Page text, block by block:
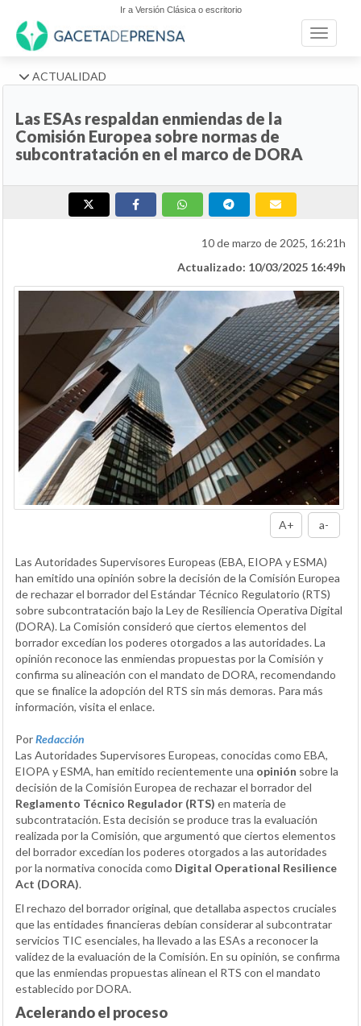
Ir a Versión Clásica o escritorio
Toggle
ACTUALIDAD
Las ESAs respaldan enmiendas de la
Comisión Europea sobre normas de
subcontratación en el marco de DORA
10 de marzo de 2025, 16:21h
Actualizado: 10/03/2025 16:49h
A+ a-
Las Autoridades Supervisores Europeas (EBA, EIOPA y ESMA)
han emitido una opinión sobre la decisión de la Comisión Europea
de rechazar el borrador del Estándar Técnico Regulatorio (RTS)
sobre subcontratación bajo la Ley de Resiliencia Operativa Digital
(DORA). La Comisión consideró que ciertos elementos del
borrador excedían los poderes otorgados a las autoridades. La
opinión reconoce las enmiendas propuestas por la Comisión y
confirma su alineación con el mandato de DORA, recomendando
que se finalice la adopción del RTS sin más demoras. Para más
información, visita el enlace.
PorRedacción
Las Autoridades Supervisores Europeas, conocidas como EBA,
EIOPA y ESMA, han emitido recientemente una opinión sobre la
decisión de la Comisión Europea de rechazar el borrador del
Reglamento Técnico Regulador (RTS) en materia de
subcontratación. Esta decisión se produce tras la evaluación
realizada por la Comisión, que argumentó que ciertos elementos
del borrador excedían los poderes otorgados a las autoridades
por la normativa conocida como Digital Operational Resilience
Act (DORA).
El rechazo del borrador original, que detallaba aspectos cruciales
que las entidades financieras debían considerar al subcontratar
servicios TIC esenciales, ha llevado a las ESAs a reconocer la
validez de la evaluación de la Comisión. En su opinión, se confirma
que las enmiendas propuestas alinean el RTS con el mandato
establecido por DORA.
Acelerando el proceso